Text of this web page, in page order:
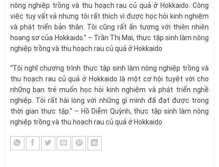
nông nghiệp trồng và thu hoạch rau củ quả ở Hokkaido. Công
việc tuy vất vả nhưng tôi rất thích vì được học hỏi kinh nghiệm
và phát triển bản thân. Tôi cũng rất ấn tượng với thiên nhiên
hoang sơ của Hokkaido.” – Trần Thị Mai, thực tập sinh làm nông
nghiệp trồng và thu hoạch rau củ quả ở Hokkaido
“Tôi nghĩ chương trình thực tập sinh làm nông nghiệp trồng và
thu hoạch rau củ quả ở Hokkaido là một cơ hội tuyệt vời cho
những bạn trẻ muốn học hỏi kinh nghiệm và phát triển nghề
nghiệp. Tôi rất hài lòng với những gì mình đã đạt được trong
thời gian thực tập.” – Hồ Diễm Quỳnh, thực tập sinh làm nông
nghiệp trồng và thu hoạch rau củ quả ở Hokkaido